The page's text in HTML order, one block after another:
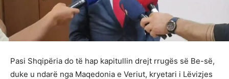
Pasi Shqipëria do të hap kapitullin drejt rrugës së Be-së,
duke u ndarë nga Maqedonia e Veriut, kryetari i Lëvizjes